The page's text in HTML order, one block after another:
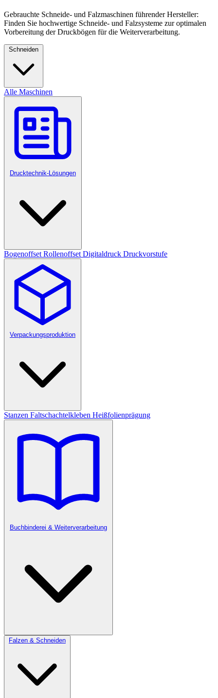
Gebrauchte Schneide- und Falzmaschinen führender Hersteller:
Finden Sie hochwertige Schneide- und Falzsysteme zur optimalen
Vorbereitung der Druckbögen für die Weiterverarbeitung.
Schneiden
Alle Maschinen
Drucktechnik-Lösungen
Bogenoffset Rollenoffset Digitaldruck Druckvorstufe
Verpackungsproduktion
Stanzen Faltschachtelkleben Heißfolienprägung
Buchbinderei & Weiterverarbeitung
Falzen & Schneiden